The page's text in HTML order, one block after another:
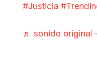
#Justicia
♬ sonido original